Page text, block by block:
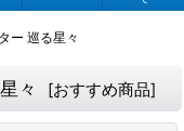
ー 巡る星々
々 [おすすめ商品]